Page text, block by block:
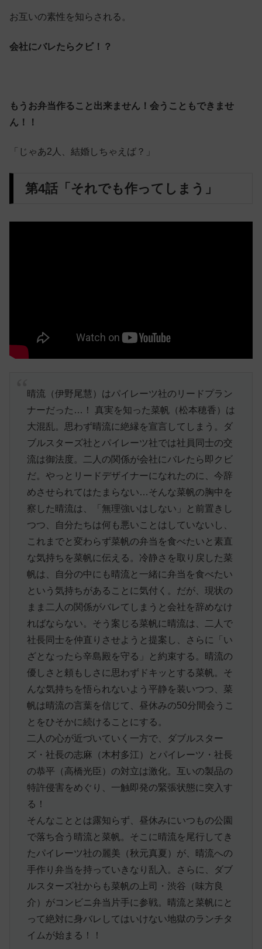
お互いの素性を知らされる。
会社にバレたらクビ！？
もうお弁当作ること出来ません！会うこともできませ
ん！！
「じゃあ2人、結婚しちゃえば？」
第4話「それでも作ってしまう」
晴流（伊野尾慧）はパイレーツ社のリードプラン
ナーだった…！ 真実を知った菜帆（松本穂香）は
大混乱。思わず晴流に絶縁を宣言してしまう。ダ
ブルスターズ社とパイレーツ社では社員同士の交
流は御法度。二人の関係が会社にバレたら即クビ
だ。やっとリードデザイナーになれたのに、今辞
めさせられてはたまらない…そんな菜帆の胸中を
察した晴流は、「無理強いはしない」と前置きし
つつ、自分たちは何も悪いことはしていないし、
これまでと変わらず菜帆の弁当を食べたいと素直
な気持ちを菜帆に伝える。冷静さを取り戻した菜
帆は、自分の中にも晴流と一緒に弁当を食べたい
という気持ちがあることに気付く。だが、現状の
まま二人の関係がバレてしまうと会社を辞めなけ
ればならない。そう案じる菜帆に晴流は、二人で
社長同士を仲直りさせようと提案し、さらに「い
ざとなったら辛島殿を守る」と約束する。晴流の
優しさと頼もしさに思わずドキッとする菜帆。そ
んな気持ちを悟られないよう平静を装いつつ、菜
帆は晴流の言葉を信じて、昼休みの50分間会うこ
とをひそかに続けることにする。
二人の心が近づいていく一方で、ダブルスター
ズ・社長の志麻（木村多江）とパイレーツ・社長
の恭平（高橋光臣）の対立は激化。互いの製品の
特許侵害をめぐり、一触即発の緊張状態に突入す
る！
そんなこととは露知らず、昼休みにいつもの公園
で落ち合う晴流と菜帆。そこに晴流を尾行してき
たパイレーツ社の麗美（秋元真夏）が、晴流への
手作り弁当を持っていきなり乱入。さらに、ダブ
ルスターズ社からも菜帆の上司・渋谷（味方良
介）がコンビニ弁当片手に参戦。晴流と菜帆にと
って絶対に身バレしてはいけない地獄のランチタ
イムが始まる！！